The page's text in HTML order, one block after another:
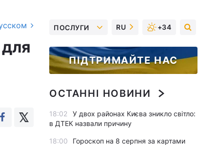
ПОСЛУГИ RU +34
ПІДТРИМАЙТЕ НАС
ОСТАННІ НОВИНИ
18:02
У двох районах Києва зникло світло:
в ДТЕК назвали причину
18:00
Гороскоп на 8 серпня за картами